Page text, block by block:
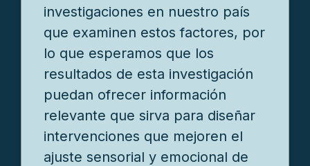
investigaciones en nuestro país
que examinen estos factores, por
lo que esperamos que los
resultados de esta investigación
puedan ofrecer información
relevante que sirva para diseñar
intervenciones que mejoren el
ajuste sensorial y emocional de